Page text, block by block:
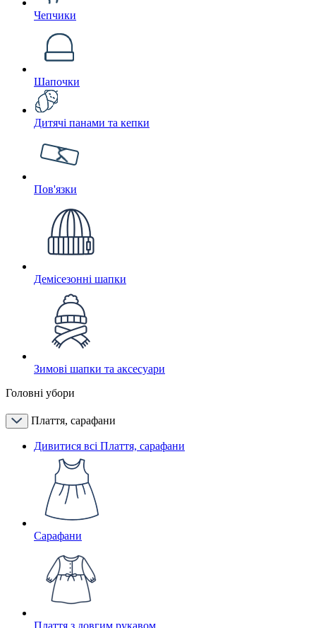
Чепчики
Шапочки
Дитячі панами та кепки
Пов'язки
Демісезонні шапки
Зимові шапки та аксесуари
Головні убори
Плаття, сарафани
Дивитися всі Плаття, сарафани
Сарафани
Плаття з довгим рукавом